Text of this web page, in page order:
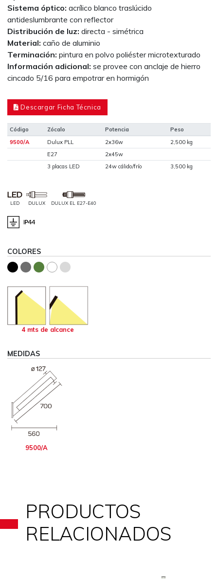
Sistema óptico: acrílico blanco traslúcido
antideslumbrante con reflector
Distribución de luz: directa - simétrica
Material: caño de aluminio
Terminación: pintura en polvo poliéster microtexturado
Información adicional: se provee con anclaje de hierro
cincado 5/16 para empotrar en hormigón
Descargar Ficha Técnica
Código Zócalo Potencia
Peso
9500/A
Dulux PLL 2x36w
2,500 kg
E27
2x45w
3 placas LED
24w cálido/frío 3,500 kg
LED DULUX DULUX EL E27-E40
COLORES
4 mts de alcance
MEDIDAS
9500/A
PRODUCTOS
RELACIONADOS